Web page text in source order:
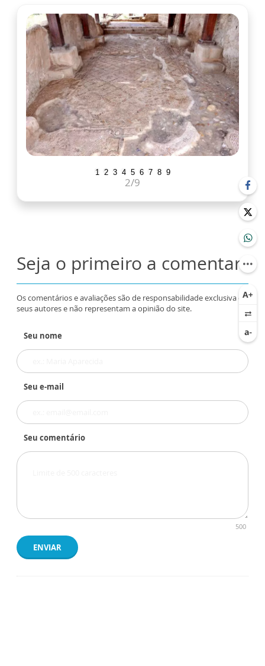
1 2 3 4 5 6 7 8 9
2/9
Seja o primeiro a comentar
Os comentários e avaliações são de responsabilidade exclusiva de
seus autores e não representam a opinião do site.
Seu nome
Seu e-mail
Seu comentário
500
ENVIAR